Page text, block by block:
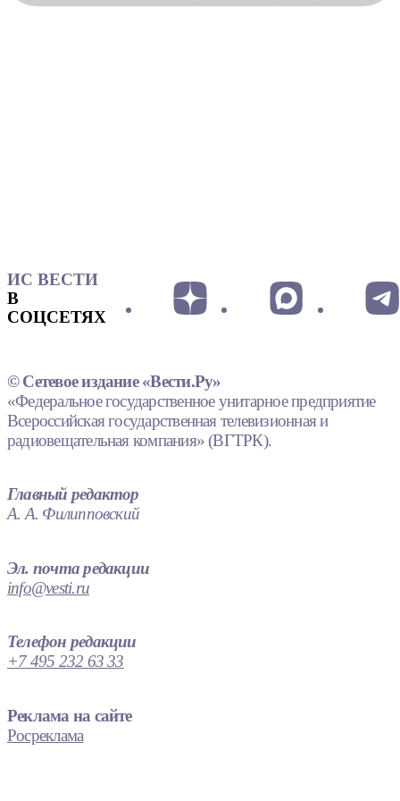
ИС ВЕСТИ
В
СОЦСЕТЯХ
© Сетевое издание «Вести.Ру»
«Федеральное государственное унитарное предприятие
Всероссийская государственная телевизионная и
радиовещательная компания» (ВГТРК).
Главный редактор
А. А. Филипповский
Эл. почта редакции
info@vesti.ru
Телефон редакции
+7 495 232 63 33
Реклама на сайте
Росреклама